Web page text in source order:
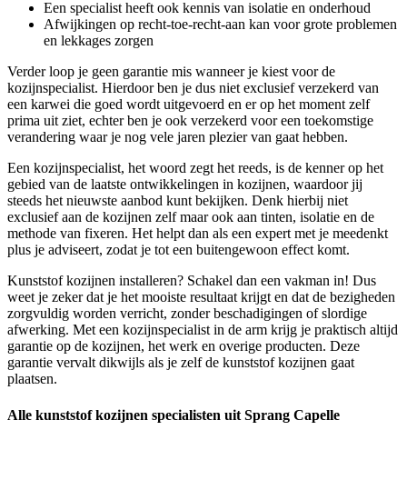
Een specialist heeft ook kennis van isolatie en onderhoud
Afwijkingen op recht-toe-recht-aan kan voor grote problemen
en lekkages zorgen
Verder loop je geen garantie mis wanneer je kiest voor de
kozijnspecialist. Hierdoor ben je dus niet exclusief verzekerd van
een karwei die goed wordt uitgevoerd en er op het moment zelf
prima uit ziet, echter ben je ook verzekerd voor een toekomstige
verandering waar je nog vele jaren plezier van gaat hebben.
Een kozijnspecialist, het woord zegt het reeds, is de kenner op het
gebied van de laatste ontwikkelingen in kozijnen, waardoor jij
steeds het nieuwste aanbod kunt bekijken. Denk hierbij niet
exclusief aan de kozijnen zelf maar ook aan tinten, isolatie en de
methode van fixeren. Het helpt dan als een expert met je meedenkt
plus je adviseert, zodat je tot een buitengewoon effect komt.
Kunststof kozijnen installeren? Schakel dan een vakman in! Dus
weet je zeker dat je het mooiste resultaat krijgt en dat de bezigheden
zorgvuldig worden verricht, zonder beschadigingen of slordige
afwerking. Met een kozijnspecialist in de arm krijg je praktisch altijd
garantie op de kozijnen, het werk en overige producten. Deze
garantie vervalt dikwijls als je zelf de kunststof kozijnen gaat
plaatsen.
Alle kunststof kozijnen specialisten uit Sprang Capelle